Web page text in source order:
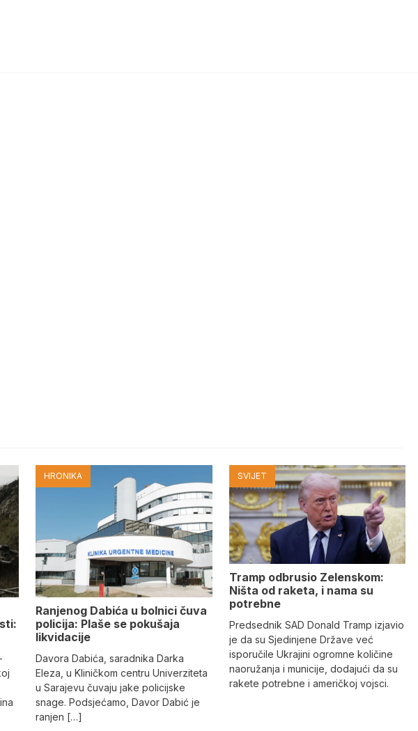
HRONIKA
Ranjenog Dabića u bolnici čuva
policija: Plaše se pokušaja
likvidacije
Davora Dabića, saradnika Darka
Eleza, u Kliničkom centru Univerziteta
u Sarajevu čuvaju jake policijske
snage. Podsjećamo, Davor Dabić je
ranjen […]
SVIJET
Tramp odbrusio Zelenskom:
Ništa od raketa, i nama su
potrebne
Predsednik SAD Donald Tramp izjavio
je da su Sjedinjene Države već
isporučile Ukrajini ogromne količine
naoružanja i municije, dodajući da su
rakete potrebne i američkoj vojsci.